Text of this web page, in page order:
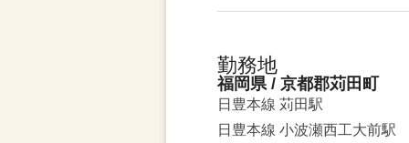
勤務地
福岡県 / 京都郡苅田町
日豊本線 苅田駅
日豊本線 小波瀬西工大前駅